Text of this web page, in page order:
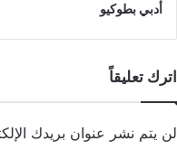
أدبي بطوكيو
اترك تعليقاً
لن يتم نشر عنوان بريدك